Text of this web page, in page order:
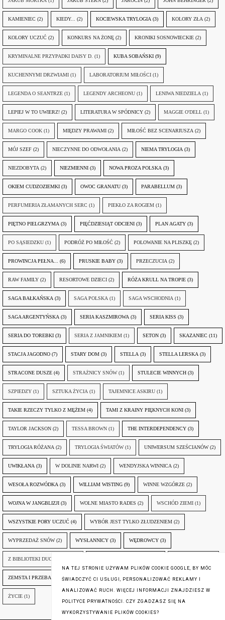
KAMIENIEC (2) KIEDY... (2) KOCIEWSKA TRYLOGIA (3) KOLORY ZŁA (2)
KOLORY UCZUĆ (2) KONKURS NA ŻONĘ (2) KRONIKI SOSNOWIECKIE (2)
KRYMINALNE PRZYPADKI DAISY D. (1) KUBA SOBAŃSKI (9)
KUCHENNYMI DRZWIAMI (1) LABORATORIUM MIŁOŚCI (1)
LEGENDA O SEANTRZE (1) LEGENDY ARCHEONU (1) LENIWA NIEDZIELA (1)
LEPIEJ W TO UWIERZ! (2) LITERATURA W SPÓDNICY (2) MAGGIE O'DELL (1)
MARGO COOK (1) MIĘDZY PRAWAMI (2) MIŁOŚĆ BEZ SCENARIUSZA (2)
MÓJ SZEF (2) NIECZYNNE DO ODWOŁANIA (2) NIEMA TRYLOGIA (3)
NIEZDOBYTA (2) NIEZMIENNI (3) NOWA PROZA POLSKA (3)
OKIEM CUDZOZIEMKI (3) OWOC GRANATU (3) PARABELLUM (3)
PERFUMERIA ZŁAMANYCH SERC (1) PIEKŁO ZA ROGIEM (1)
PIĘTNO PIELGRZYMA (3) PIĘĆDZIESIĄT ODCIENI (3) PLAN AGATY (3)
PO SĄSIEDZKU (1) PODRÓŻ PO MIŁOŚĆ (2) POLOWANIE NA PLISZKĘ (2)
PROWINCJA PEŁNA... (6) PRUSKIE BABY (3) PRZECZUCIA (2)
RAW FAMILY (2) RESORTOWE DZIECI (2) RÓŻA KRULL NA TROPIE (3)
SAGA BAŁKAŃSKA (3) SAGA POLSKA (1) SAGA WSCHODNIA (1)
SAGA ARGENTYŃSKA (3) SERIA KASZMIROWA (3) SERIA KISS (3)
SERIA DO TOREBKI (3) SERIA Z JAMNIKIEM (1) SETON (3) SKAZANIEC (11)
STACJA JAGODNO (7) STARY DOM (3) STELLA (3) STELLA LERSKA (3)
STRACONE DUSZE (4) STRAŻNICY SNÓW (1) STULECIE WINNYCH (3)
SZPIEDZY (1) SZTUKA ŻYCIA (1) TAJEMNICE ASKIRU (1)
TAKIE RZECZY TYLKO Z MĘŻEM (4) TAMI Z KRAINY PIĘKNYCH KONI (3)
TAYLOR JACKSON (2) TESSA BROWN (1) THE INTERDEPENDENCY (3)
TRYLOGIA RÓŻANA (2) TRYLOGIA ŚWIATÓW (1) UNIWERSUM SZEŚCIANÓW (2)
UWIKŁANA (3) W DOLINIE NARWI (2) WENDYJSKA WINNICA (2)
WESOŁA ROZWÓDKA (3) WILLIAM WISTING (9) WINNE WZGÓRZE (2)
WOJNA W JANGBLIZJI (3) WOLNE MIASTO RADES (2) WSCHÓD ZIEMI (1)
WSZYSTKIE PORY UCZUĆ (4) WYBÓR JEST TYLKO ZŁUDZENIEM (2)
WYPRZEDAŻ SNÓW (2) WYSŁANNICY (3) WĘDROWCY (3)
Z BIBLIOTEKI DUCHA GÓR
ZEMSTA I PRZEBACZENIE (6) ŚLADY ZBRODNI (3) ŻYCIA W ŻYCIU (3)
ŻYCIE (1)
NA TEJ STRONIE UŻYWAM PLIKÓW COOKIE GOOGLE, BY MÓC
ŚWIADCZYĆ CI USŁUGI, PERSONALIZOWAĆ REKLAMY I
ANALIZOWAĆ RUCH. WIĘCEJ INFORMACJI ZNAJDZIESZ W
POLITYCE PRYWATNOŚCI. CZY ZGADZASZ SIĘ NA
WYKORZYSTYWANIE PLIKÓW COOKIES?